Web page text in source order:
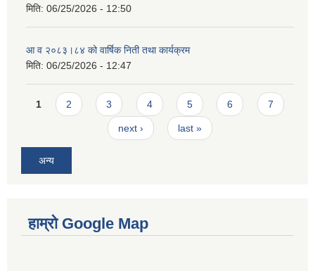
मिति: 06/25/2026 - 12:50
आ व २०८३।८४ को वार्षिक निती तथा कार्यक्रम
मिति: 06/25/2026 - 12:47
Pages
1 2 3 4 5 6 7
next › last »
अन्य
हाम्रो Google Map